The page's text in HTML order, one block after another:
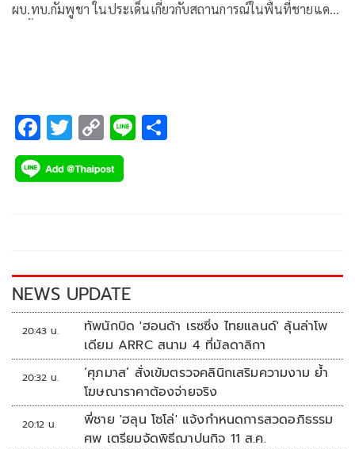
ผบ.ทบ.กัมพูชา ในประเด็นเกี่ยวกับสถานการณ์ในพื้นที่ชายแดน
F
ac
e
k
T
wi
tt
C
o
p
k
Li
NEWS UPDATE
20:43 น.
ทัพนักบิด 'ฮอนด้า เรซซิ่ง ไทยแลนด์' ลุ้นล่าโพ
เดียม ARRC สนาม 4 ที่มัลดาลิกา
20:32 น.
‘ศุภมาส’ สั่งเข้มตรวจคลินิกเสริมความงาม ย้ำ
โฆษณาราคาต้องจ่ายจริง
20:12 น.
พี่ชาย 'ฮลุน โซโล่' แจ้งกำหนดการสวดอภิธรรม
ศพ เตรียมจัดพิธีฌาปนกิจ 11 ส.ค.